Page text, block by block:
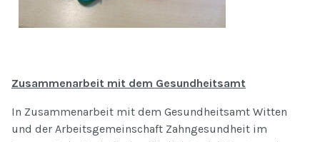
Zusammenarbeit mit dem Gesundheitsamt
In Zusammenarbeit mit dem Gesundheitsamt Witten
und der Arbeitsgemeinschaft Zahngesundheit im